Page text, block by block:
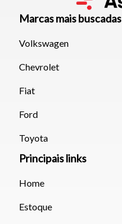
Marcas mais buscadas
Volkswagen
Chevrolet
Fiat
Ford
Toyota
Principais links
Home
Estoque